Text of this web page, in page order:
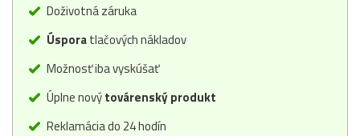
Doživotná záruka
Úsporatlačových nákladov
Možnosť iba vyskúšať
Úplne novýtovárenský produkt
Reklamácia do 24 hodín